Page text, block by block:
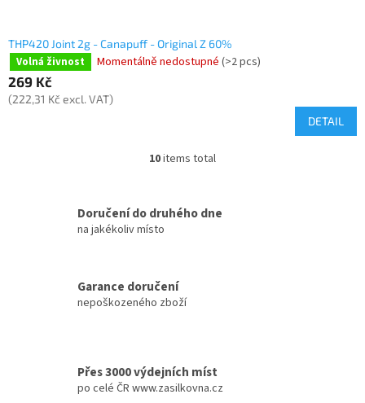
THP420 Joint 2g - Canapuff - Original Z 60%
Volná živnost Momentálně nedostupné (>2 pcs)
269 Kč
(222,31 Kč excl. VAT)
DETAIL
L
t
n
l
s
10items total
Doručení do druhého dne
na jakékoliv místo
Garance doručení
nepoškozeného zboží
Přes 3000 výdejních míst
po celé ČR www.zasilkovna.cz